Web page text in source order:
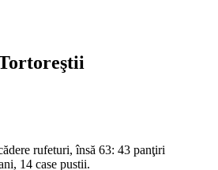
rufeturi, însă 63: 43 panţiri
14 case pustii.